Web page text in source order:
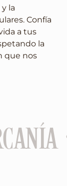
la
Confía
a tus
la
que nos